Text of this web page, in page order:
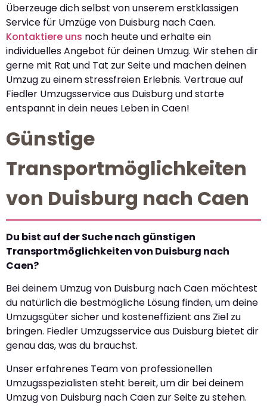
Überzeuge dich selbst von unserem erstklassigen
Service für Umzüge von Duisburg nach Caen.
Kontaktiere uns noch heute und erhalte ein
individuelles Angebot für deinen Umzug. Wir stehen dir
gerne mit Rat und Tat zur Seite und machen deinen
Umzug zu einem stressfreien Erlebnis. Vertraue auf
Fiedler Umzugsservice aus Duisburg und starte
entspannt in dein neues Leben in Caen!
Günstige
Transportmöglichkeiten
von Duisburg nach Caen
Du bist auf der Suche nach günstigen
Transportmöglichkeiten von Duisburg nach
Caen?
Bei deinem Umzug von Duisburg nach Caen möchtest
du natürlich die bestmögliche Lösung finden, um deine
Umzugsgüter sicher und kosteneffizient ans Ziel zu
bringen. Fiedler Umzugsservice aus Duisburg bietet dir
genau das, was du brauchst.
Unser erfahrenes Team von professionellen
Umzugsspezialisten steht bereit, um dir bei deinem
Umzug von Duisburg nach Caen zur Seite zu stehen.